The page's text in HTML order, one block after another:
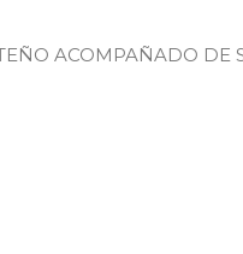
ACOMPAÑADO DE